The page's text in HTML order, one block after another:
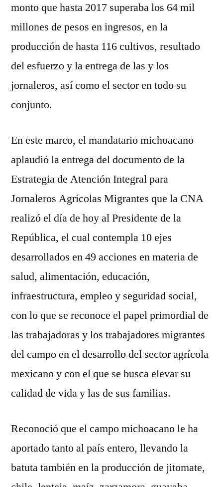
monto que hasta 2017 superaba los 64 mil
millones de pesos en ingresos, en la
producción de hasta 116 cultivos, resultado
del esfuerzo y la entrega de las y los
jornaleros, así como el sector en todo su
conjunto.
En este marco, el mandatario michoacano
aplaudió la entrega del documento de la
Estrategia de Atención Integral para
Jornaleros Agrícolas Migrantes que la CNA
realizó el día de hoy al Presidente de la
República, el cual contempla 10 ejes
desarrollados en 49 acciones en materia de
salud, alimentación, educación,
infraestructura, empleo y seguridad social,
con lo que se reconoce el papel primordial de
las trabajadoras y los trabajadores migrantes
del campo en el desarrollo del sector agrícola
mexicano y con el que se busca elevar su
calidad de vida y las de sus familias.
Reconoció que el campo michoacano le ha
aportado tanto al país entero, llevando la
batuta también en la producción de jitomate,